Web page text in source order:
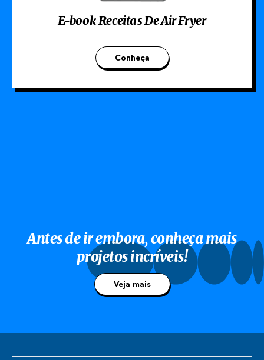
E-book Receitas De Air Fryer
Conheça
Antes de ir embora, conheça mais
projetos incríveis!
Veja mais